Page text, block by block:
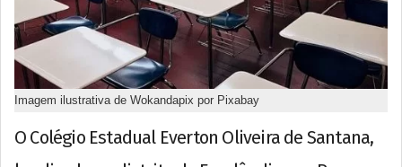
Imagem ilustrativa de Wokandapix por Pixabay
O Colégio Estadual Everton Oliveira de Santana,